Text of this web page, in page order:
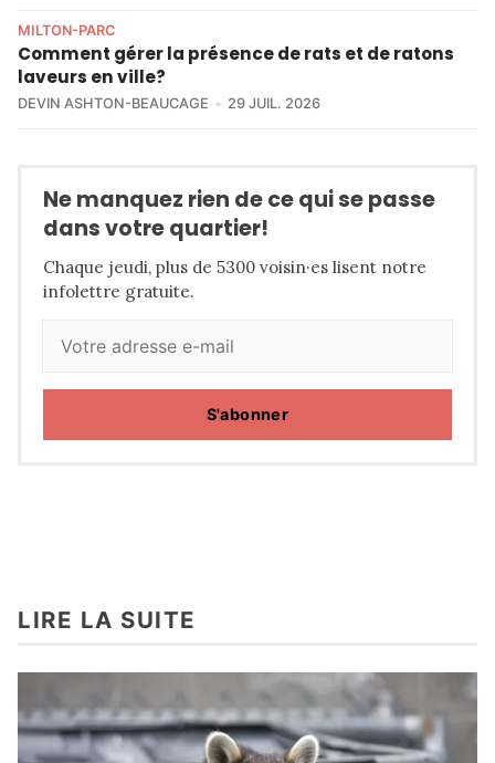
MILTON-PARC
Comment gérer la présence de rats et de ratons
laveurs en ville?
DEVIN ASHTON-BEAUCAGE 29 JUIL. 2026
Ne manquez rien de ce qui se passe
dans votre quartier!
Chaque jeudi, plus de 5300 voisin·es lisent notre
infolettre gratuite.
S'abonner
LIRE LA SUITE